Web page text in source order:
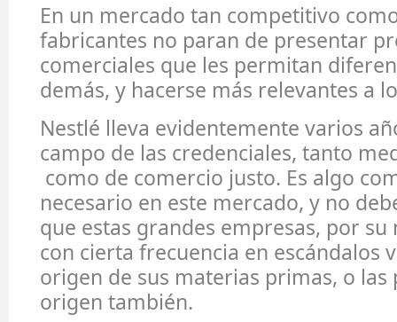
En un mercado tan competitivo
fabricantes no paran de presentar
comerciales que les permitan
demás, y hacerse más relevantes a
Nestlé lleva evidentemente varios
campo de las credenciales, tanto
como de comercio justo. Es algo
necesario en este mercado, y no
que estas grandes empresas, por
con cierta frecuencia en escándalos
origen de sus materias primas, o las
origen también.